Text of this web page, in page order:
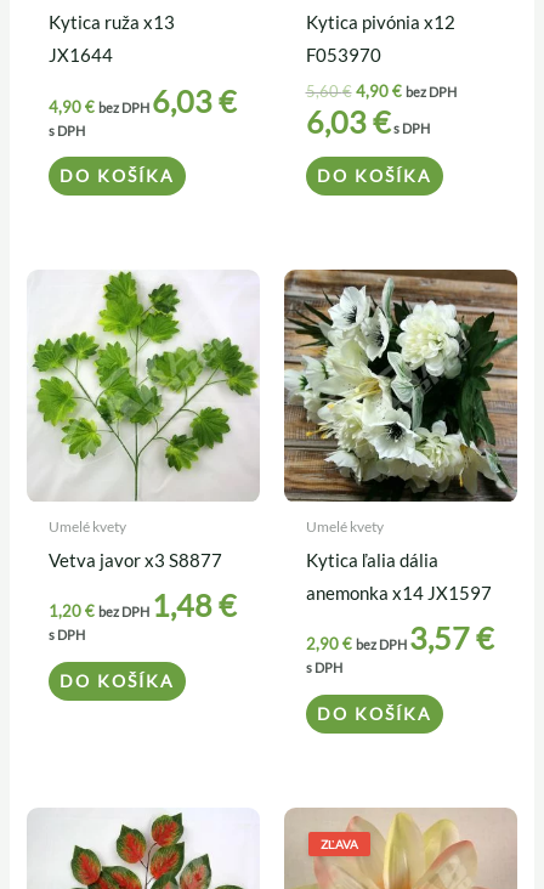
Kytica ruža x13
JX1644
4,90€ bez DPH 6,03€
s DPH
DO KOŠÍKA
Kytica pivónia x12
F053970
5,60€ 4,90€ bez DPH
6,03€s DPH
DO KOŠÍKA
Umelé kvety
Vetva javor x3 S8877
1,20€ bez DPH 1,48€
s DPH
DO KOŠÍKA
Umelé kvety
Kytica ľalia dália
anemonka x14 JX1597
2,90€ bez DPH 3,57€
s DPH
DO KOŠÍKA
ZĽAVA
Pôvodná
cena
bola:
0,25 €.
Aktuálna
cena
je:
0,22 €.